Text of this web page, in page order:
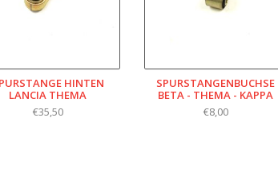
HINTEN
LANCIA THEMA
€35,50
SPURSTANGENBUCHSE
BETA - THEMA - KAPPA
€8,00